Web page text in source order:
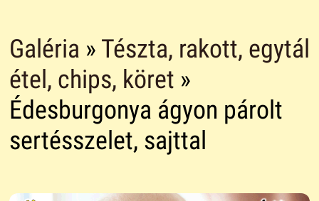
Galéria » Tészta, rakott, egytál
étel, chips, köret »
Édesburgonya ágyon párolt
sertésszelet, sajttal